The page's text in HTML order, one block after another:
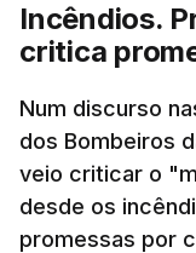
Incêndios.
critica
Num discurso
dos Bombeiros
veio criticar o
desde os
promessas por